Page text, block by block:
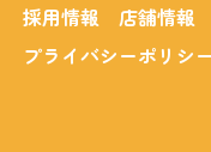
採用情報
店舗情報
プライバシーポリシー